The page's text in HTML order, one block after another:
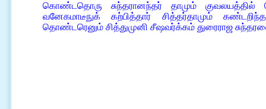
கொண்டதொரு சுந்தரானந்தர் தாமும் குவலயத்தில்
வனேகமாடீநுக் கற்பித்தார் சித்தர்தாமும் கண்டறிந்த
தொண்டரெனும் சித்துமுனி சீஷவர்க்கம் துரைராஜ